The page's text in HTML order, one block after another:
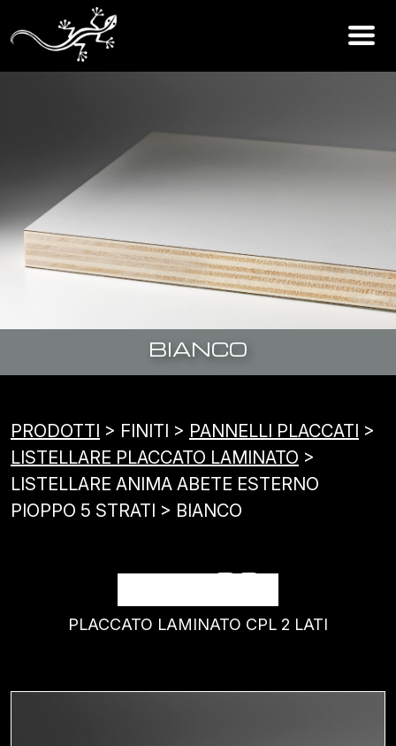
BIANCO
PRODOTTI > FINITI > PANNELLI PLACCATI >
LISTELLARE PLACCATO LAMINATO >
LISTELLARE ANIMA ABETE ESTERNO
PIOPPO 5 STRATI > BIANCO
BIANCO
PLACCATO LAMINATO CPL 2 LATI